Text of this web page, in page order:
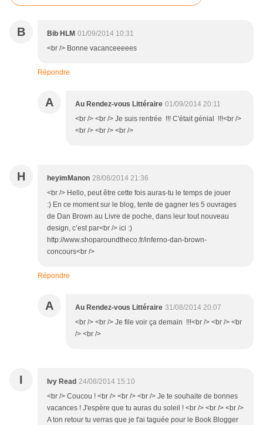
B Bib HLM 01/09/2014 10:31
<br /> Bonne vacanceeeees
Répondre
A Au Rendez-vous Littéraire 01/09/2014 20:11
<br /> <br /> Je suis rentrée !!! C'était génial !!!<br />
<br /> <br /> <br />
H heyimManon 28/08/2014 21:36
<br /> Hello, peut être cette fois auras-tu le temps de jouer
:) En ce moment sur le blog, tente de gagner les 5 ouvrages
de Dan Brown au Livre de poche, dans leur tout nouveau
design, c’est par<br /> ici :)
http://www.shoparoundtheco.fr/inferno-dan-brown-
concours<br />
Répondre
A Au Rendez-vous Littéraire 31/08/2014 20:07
<br /> <br /> Je file voir ça demain !!!<br /> <br /> <br
/> <br />
I Ivy Read 24/08/2014 15:10
<br /> Coucou ! <br /> <br /> <br /> Je te souhaite de bonnes
vacances ! J'espère que tu auras du soleil ! <br /> <br /> <br />
A ton retour tu verras que je t'ai taguée pour le Book Blogger